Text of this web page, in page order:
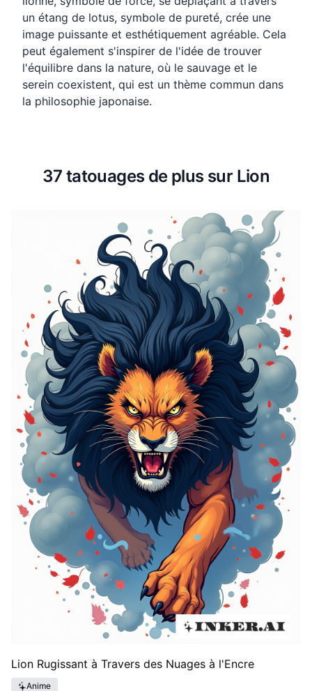
un étang de lotus, symbole de pureté, crée une
image puissante et esthétiquement agréable. Cela
peut également s'inspirer de l'idée de trouver
l'équilibre dans la nature, où le sauvage et le
serein coexistent, qui est un thème commun dans
la philosophie japonaise.
37 tatouages de plus sur Lion
Lion Rugissant à Travers des Nuages à l'Encre
Anime